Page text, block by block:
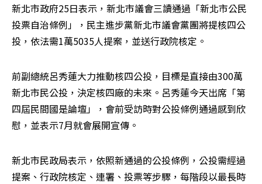
新北市政府25日表示，新北市議會三讀通過「新北市公民
投票自治條例」，民主進步黨新北市議會黨團將提核四公
投，依法需1萬5035人提案，並送行政院核定。
前副總統呂秀蓮大力推動核四公投，目標是直接由300萬
新北市民公投，決定核四廠的未來。呂秀蓮今天出席「第
四屆民間國是論壇」，會前受訪時對公投條例通過感到欣
慰，並表示7月就會展開宣傳。
新北市民政局表示，依照新通過的公投條例，公投需經過
提案、行政院核定、連署、投票等步驟，每階段以最長時